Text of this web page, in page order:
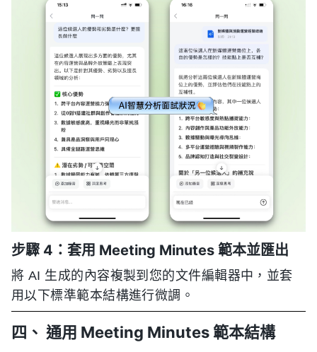
步驟 4：套用 Meeting Minutes 範本並匯出
將 AI 生成的內容複製到您的文件編輯器中，並套
用以下標準範本結構進行微調。
四、 通用 Meeting Minutes 範本結構